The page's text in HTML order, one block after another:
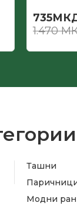
735
1.470
Ташни
Модни